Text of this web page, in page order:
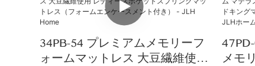
34PB-54 プレミアムメモリーフ
ォームマットレス 大豆繊維使用
メモ